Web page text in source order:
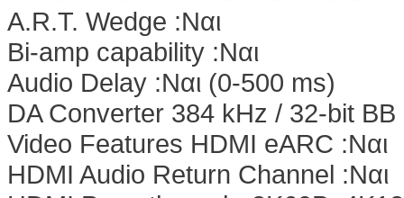
A.R.T. Wedge :Nαι
Bi-amp capability :Nαι
Audio Delay :Nαι (0-500 ms)
DA Converter 384 kHz / 32-bit
Video Features HDMI eARC :Nαι
HDMI Audio Return Channel :Nαι